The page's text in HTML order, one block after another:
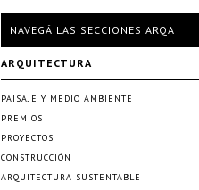
NAVEGÁ LAS SECCIONES ARQA
ARQUITECTURA
PAISAJE Y MEDIO AMBIENTE
PREMIOS
PROYECTOS
CONSTRUCCIÓN
ARQUITECTURA SUSTENTABLE